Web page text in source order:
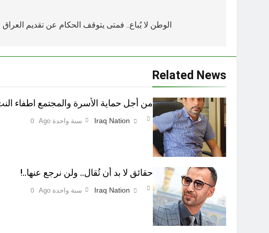
الوطن لا يُباع.. فمتى يتوقف الحكام عن تقديم
Related News
من أجل حماية الأسرة والمجتمع اطفاء النت
Iraq Nation سنة واحدة Ago 0
حقائق لا بد أن تُقال.. ولن نرجع عنها..!
Iraq Nation سنة واحدة Ago 0